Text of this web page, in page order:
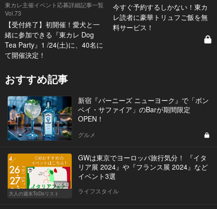
東カレ主催イベント応募詳細記事一覧
Vol.73
【受付終了】初開催！愛犬と一
緒に参加できる『東カレ Dog
Tea Party』1 /24(土)に、40名に
て開催決定！
今すぐ予約するしかない！東カ
レ読者に豪華トリュフご飯を無
料サービス！
おすすめ記事
新宿『バーニーズ ニューヨーク』で「ボン
ベイ・サファイア」のBarが期間限定
OPEN！
グルメ
Vol.43
大人の週末ToDoリスト
GWは東京でヨーロッパ旅行気分！ 『イタ
リア展 2024』や『フランス展 2024』など
イベント3選
ライフスタイル